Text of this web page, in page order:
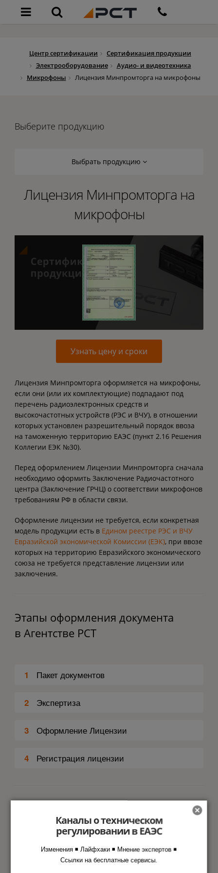
Центр сертификации
Сертификация продукции
Электрооборудование
Аудио- и видеотехника
Микрофоны
Лицензия Минпромторга на микрофоны
Выберите продукцию
Выбрать продукцию
Лицензия Минпромторга на
микрофоны
Узнать цену и сроки
Лицензия Минпромторга оформляется на микрофоны,
если они (или их комплектующие) подпадают под
перечень радиоэлектронных средств и
высокочастотных устройств (РЭС и ВЧУ), в отношении
которых установлен разрешительный порядок ввоза
на таможенную территорию ЕАЭС (пункт 2.16 Решения
Коллегии ЕЭК №30).
Перед оформлением Лицензии Минпромторга сначала
необходимо оформить Заключение Радиочастотного
центра (Заключение ГРЧЦ) о соответствии микрофонов
требованиям РФ в области связи.
Оформление лицензии не требуется, если конкретная
модель продукции есть в Едином реестре РЭС и ВЧУ
Евразийской экономической Комиссии (ЕЭК), при ввозе
которых на территорию Евразийского экономического
союза не требуется представление лицензии или
заключения.
Этапы оформления документа
в Агентстве РСТ
1 Пакет документов
2 Экспертиза
3 Оформление Лицензии
4 Регистрация лицензии
Это национальный документ?
Где проверяют наличие лицензии
Каналы о техническом
регулировании в ЕАЭС
Изменения ◾ Лайфхаки ◾ Мнение экспертов ◾
Ссылки на бесплатные сервисы.